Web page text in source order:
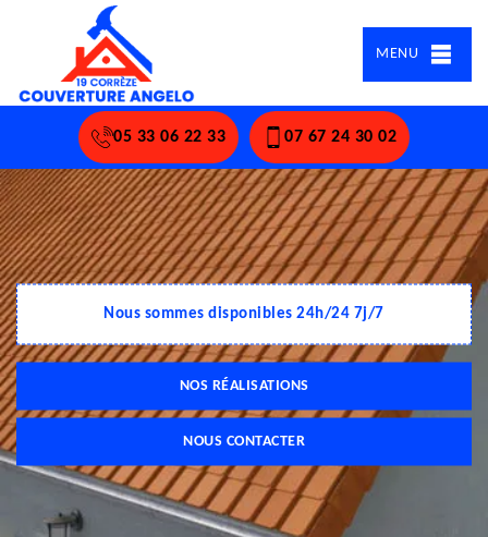
MENU
05 33 06 22 33 07 67 24 30 02
Nous sommes disponibles 24h/24 7j/7
NOS RÉALISATIONS
NOUS CONTACTER